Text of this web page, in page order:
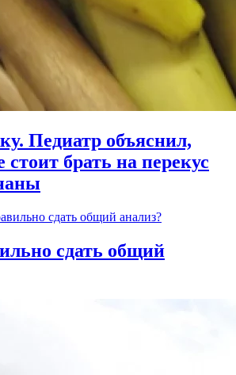
Педиатр объяснил,
стоит брать на перекус
сдать общий